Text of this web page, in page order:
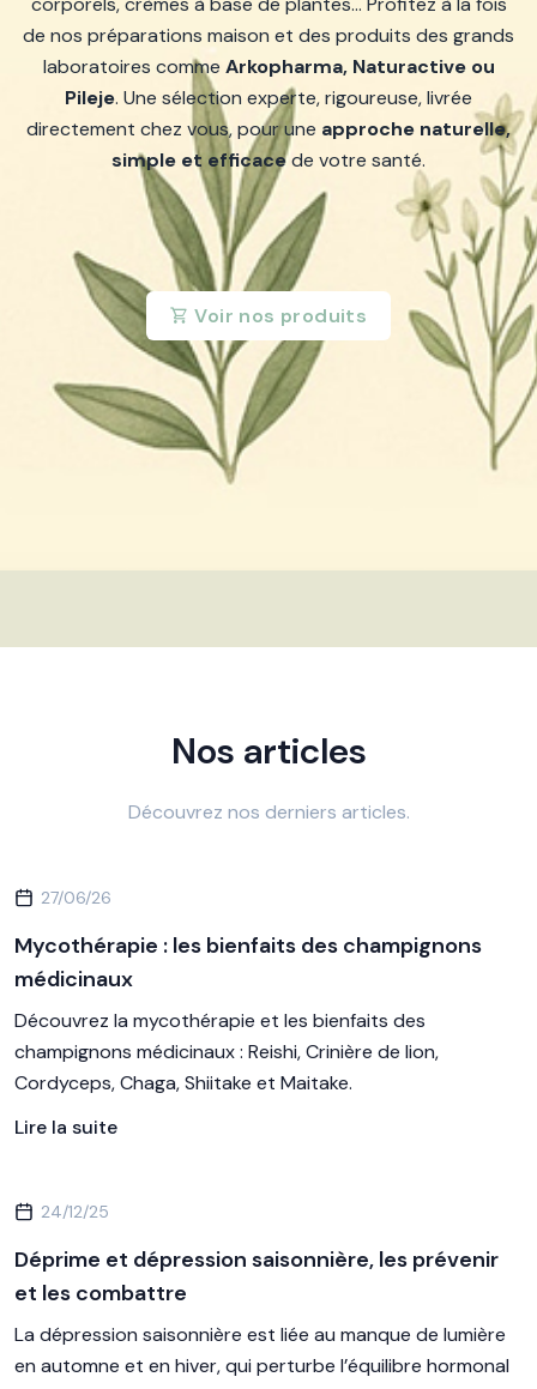
de nos préparations maison et des produits des grands
laboratoires comme Arkopharma, Naturactive ou
Pileje. Une sélection experte, rigoureuse, livrée
directement chez vous, pour une approche naturelle,
simple et efficacede votre santé.
Voir nos produits
Nos articles
Découvrez nos derniers articles.
27/06/26
Mycothérapie : les bienfaits des champignons
médicinaux
Découvrez la mycothérapie et les bienfaits des
champignons médicinaux : Reishi, Crinière de lion,
Cordyceps, Chaga, Shiitake et Maitake.
Lire la suite
24/12/25
Déprime et dépression saisonnière, les prévenir
et les combattre
La dépression saisonnière est liée au manque de lumière
en automne et en hiver, qui perturbe l’équilibre hormonal